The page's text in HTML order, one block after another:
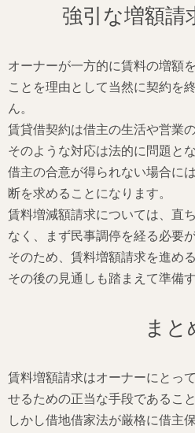
強引な増額請
オーナーが一方的に賃料の増額
ことを理由として当然に契約を
ん。
賃貸借契約は借主の生活や営業
そのような対応は法的に問題と
借主の合意が得られない場合に
断を求めることになります。
賃料増減額請求については、直
なく、まず民事調停を経る必要
そのため、賃料増額請求を進め
その後の見通しも踏まえて準備
まと
賃料増額請求はオーナーにとっ
せるための正当な手段であるこ
しかし借地借家法が厳格に借主